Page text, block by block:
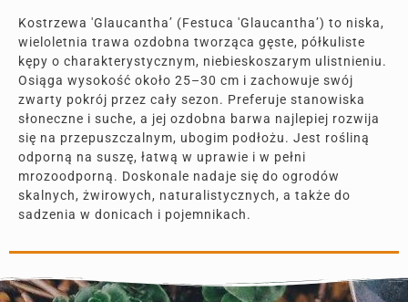
Kostrzewa 'Glaucantha’ (Festuca 'Glaucantha’) to niska,
wieloletnia trawa ozdobna tworząca gęste, półkuliste
kępy o charakterystycznym, niebieskoszarym ulistnieniu.
Osiąga wysokość około 25–30 cm i zachowuje swój
zwarty pokrój przez cały sezon. Preferuje stanowiska
słoneczne i suche, a jej ozdobna barwa najlepiej rozwija
się na przepuszczalnym, ubogim podłożu. Jest rośliną
odporną na suszę, łatwą w uprawie i w pełni
mrozoodporną. Doskonale nadaje się do ogrodów
skalnych, żwirowych, naturalistycznych, a także do
sadzenia w donicach i pojemnikach.